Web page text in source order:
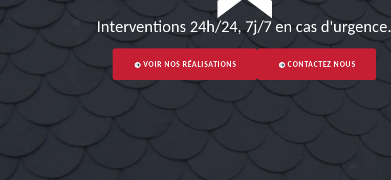
Interventions 24h/24, 7j/7 en cas d'urgence.
VOIR NOS RÉALISATIONS CONTACTEZ NOUS